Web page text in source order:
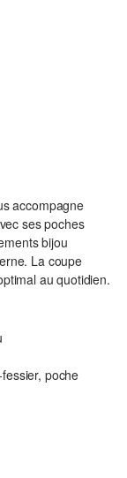
accompagne
ses poches
bijou
La coupe
au quotidien.
poche